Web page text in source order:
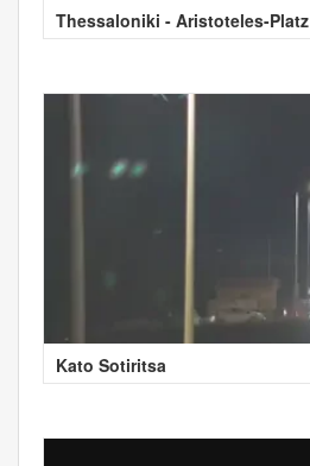
Thessaloniki - Aristoteles-Platz
Kato Sotiritsa